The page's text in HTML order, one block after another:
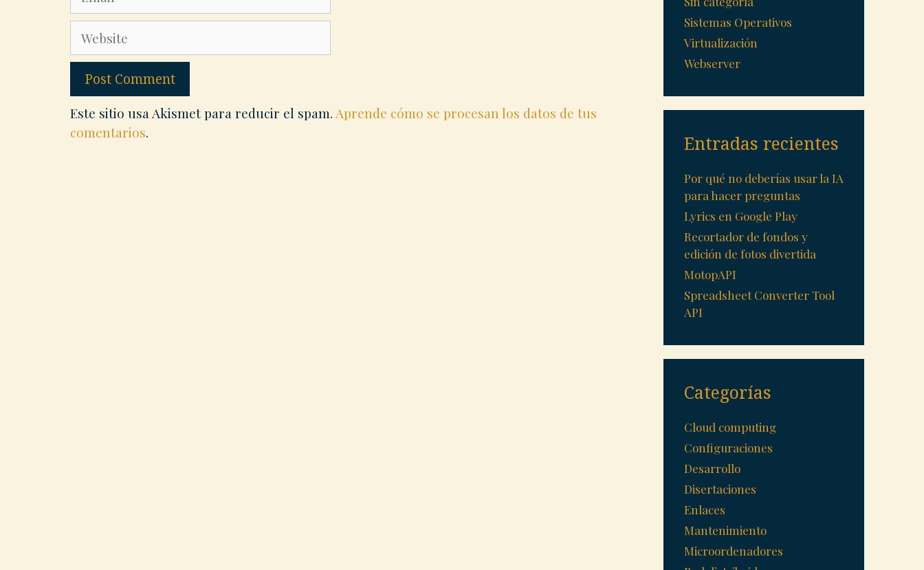
Website
Este sitio usa Akismet para reducir el spam. Aprende cómo se procesan los datos de tus
comentarios.
Sistemas Operativos
Virtualización
Webserver
Entradas recientes
Por qué no deberías usar la IA
para hacer preguntas
Lyrics en Google Play
Recortador de fondos y
edición de fotos divertida
MotopAPI
Spreadsheet Converter Tool
API
Categorías
Cloud computing
Configuraciones
Desarrollo
Disertaciones
Enlaces
Mantenimiento
Microordenadores